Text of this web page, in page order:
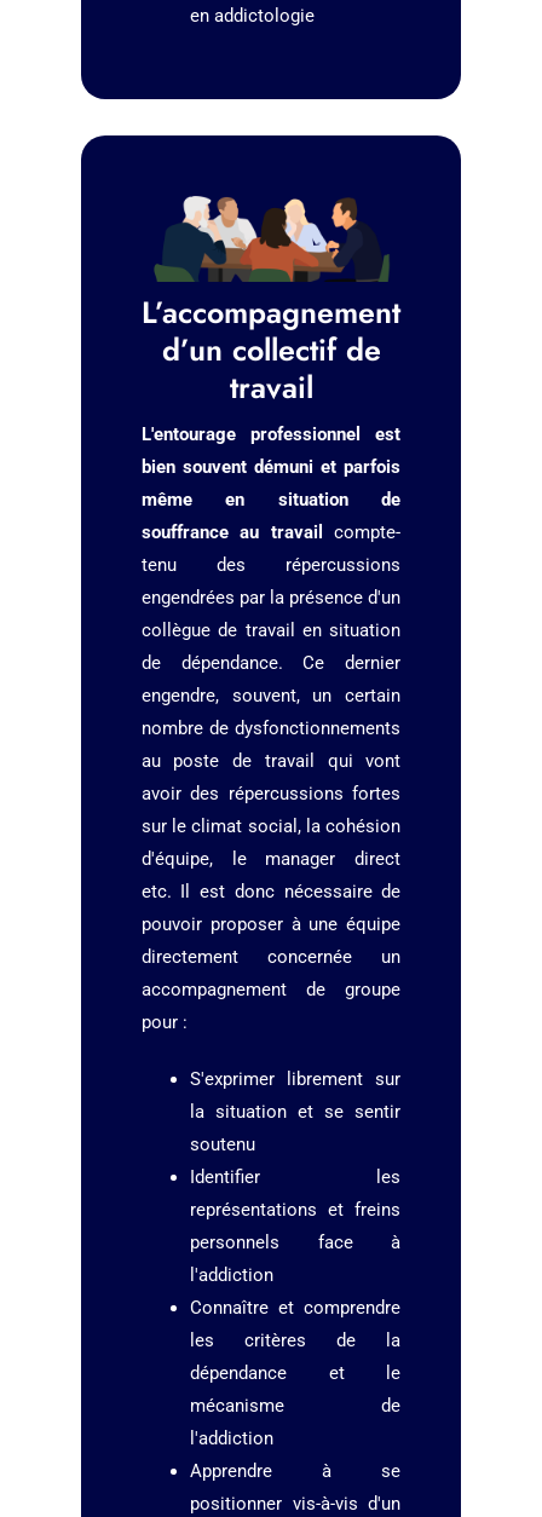
en addictologie
L’accompagnement
d’un collectif de
travail
L'entourage professionnel est
bien souvent démuni et parfois
même en situation de
souffrance au travail
compte-
tenu des répercussions
engendrées par la présenced'un
collègue de travail en situation
de dépendance. Ce dernier
engendre, souvent, un certain
nombre de dysfonctionnements
au poste de travail qui vont
avoir des répercussions fortes
sur le climat social, la cohésion
d'équipe, le manager direct
etc.
Il est donc nécessaire de
pouvoir proposer à une équipe
directement concernée un
accompagnement de groupe
pour :
S'exprimer librement sur
la situation et se sentir
soutenu
Identifier les
représentations et freins
personnels face à
l'addiction
Connaître et comprendre
les critères de la
dépendance et le
mécanisme de
l'addiction
Apprendre à se
positionner vis-à-vis d'un